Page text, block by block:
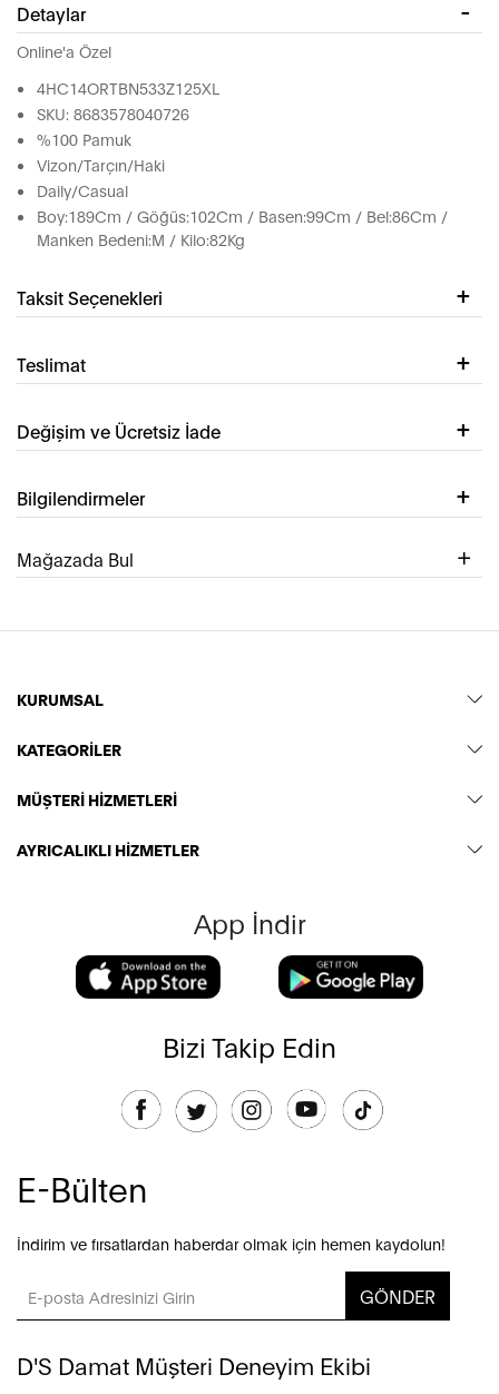
Detaylar
Online'a Özel
4HC14ORTBN533Z125XL
SKU: 8683578040726
%100 Pamuk
Vizon/Tarçın/Haki
Daily/Casual
Boy:189Cm / Göğüs:102Cm / Basen:99Cm / Bel:86Cm /
Manken Bedeni:M / Kilo:82Kg
Taksit Seçenekleri
Teslimat
Değişim ve Ücretsiz İade
Bilgilendirmeler
Mağazada Bul
KURUMSAL
KATEGORİLER
MÜŞTERİ HİZMETLERİ
AYRICALIKLI HİZMETLER
App İndir
Bizi Takip Edin
E-Bülten
İndirim ve fırsatlardan haberdar olmak için hemen kaydolun!
GÖNDER
D'S Damat Müşteri Deneyim Ekibi